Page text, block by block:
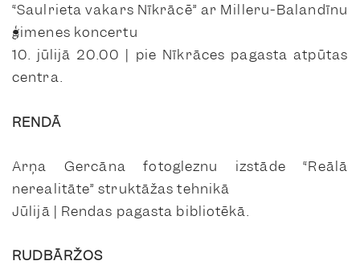
“Saulrieta vakars Nīkrācē” ar Milleru-Balandīnu
ģimenes koncertu
10. jūlijā 20.00 | pie Nīkrāces pagasta atpūtas
centra.
RENDĀ
Arņa Gercāna fotogleznu izstāde “Reālā
nerealitāte” struktāžas tehnikā
Jūlijā | Rendas pagasta bibliotēkā.
RUDBĀRŽOS